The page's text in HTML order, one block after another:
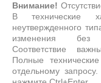
Внимание!
В технические
неутвержденного
изменения без
Соответствие
Полные
отдельному